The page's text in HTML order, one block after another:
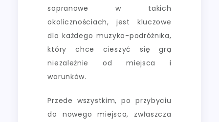
sopranowe w takich
okolicznościach, jest kluczowe
dla każdego muzyka-podróżnika,
który chce cieszyć się grą
niezależnie od miejsca i
warunków.
Przede wszystkim, po przybyciu
do nowego miejsca, zwłaszcza